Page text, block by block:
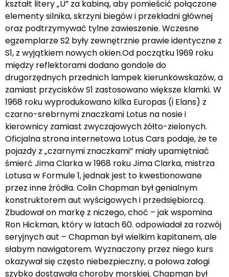
kształt litery „U” za kabiną, aby pomieścić połączone
elementy silnika, skrzyni biegów i przekładni głównej
oraz podtrzymywać tylne zawieszenie. Wczesne
egzemplarze S2 były zewnętrznie prawie identyczne z
S1, z wyjątkiem nowych okien.Od początku 1969 roku
między reflektorami dodano gondole do
drugorzędnych przednich lampek kierunkowskazów, a
zamiast przycisków S1 zastosowano większe klamki. W
1968 roku wyprodukowano kilka Europas (i Elans) z
czarno-srebrnymi znaczkami Lotus na nosie i
kierownicy zamiast zwyczajowych żółto-zielonych.
Oficjalna strona internetowa Lotus Cars podaje, że te
pojazdy z „czarnymi znaczkami” miały upamiętniać
śmierć Jima Clarka w 1968 roku Jima Clarka, mistrza
Lotusa w Formule 1, jednak jest to kwestionowane
przez inne źródła. Colin Chapman był genialnym
konstruktorem aut wyścigowych i przedsiębiorcą.
Zbudował on markę z niczego, choć – jak wspomina
Ron Hickman, który w latach 60. odpowiadał za rozwój
seryjnych aut – Chapman był wielkim kapitanem, ale
słabym nawigatorem. Wyznaczony przez niego kurs
okazywał się często niebezpieczny, a połowa załogi
szybko dostawała choroby morskiej. Chapman był